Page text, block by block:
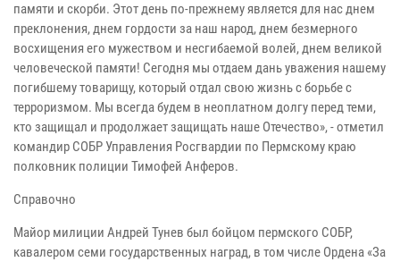
памяти и скорби. Этот день по-прежнему является для нас днем
преклонения, днем гордости за наш народ, днем безмерного
восхищения его мужеством и несгибаемой волей, днем великой
человеческой памяти! Сегодня мы отдаем дань уважения нашему
погибшему товарищу, который отдал свою жизнь с борьбе с
терроризмом. Мы всегда будем в неоплатном долгу перед теми,
кто защищал и продолжает защищать наше Отечество», - отметил
командир СОБР Управления Росгвардии по Пермскому краю
полковник полиции Тимофей Анферов.
Справочно
Майор милиции Андрей Тунев был бойцом пермского СОБР,
кавалером семи государственных наград, в том числе Ордена «За